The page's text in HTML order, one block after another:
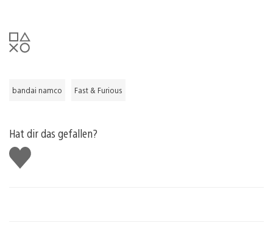
bandai namco Fast & Furious
Hat dir das gefallen?
Gefällt
mir